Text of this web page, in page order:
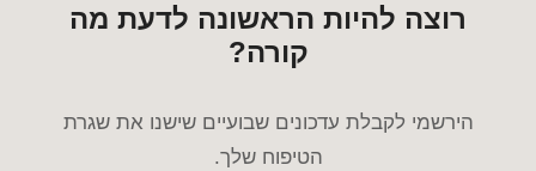
רוצה להיות הראשונה לדעת מה
קורה?
הירשמי לקבלת עדכונים שבועיים שישנו את שגרת
הטיפוח שלך.